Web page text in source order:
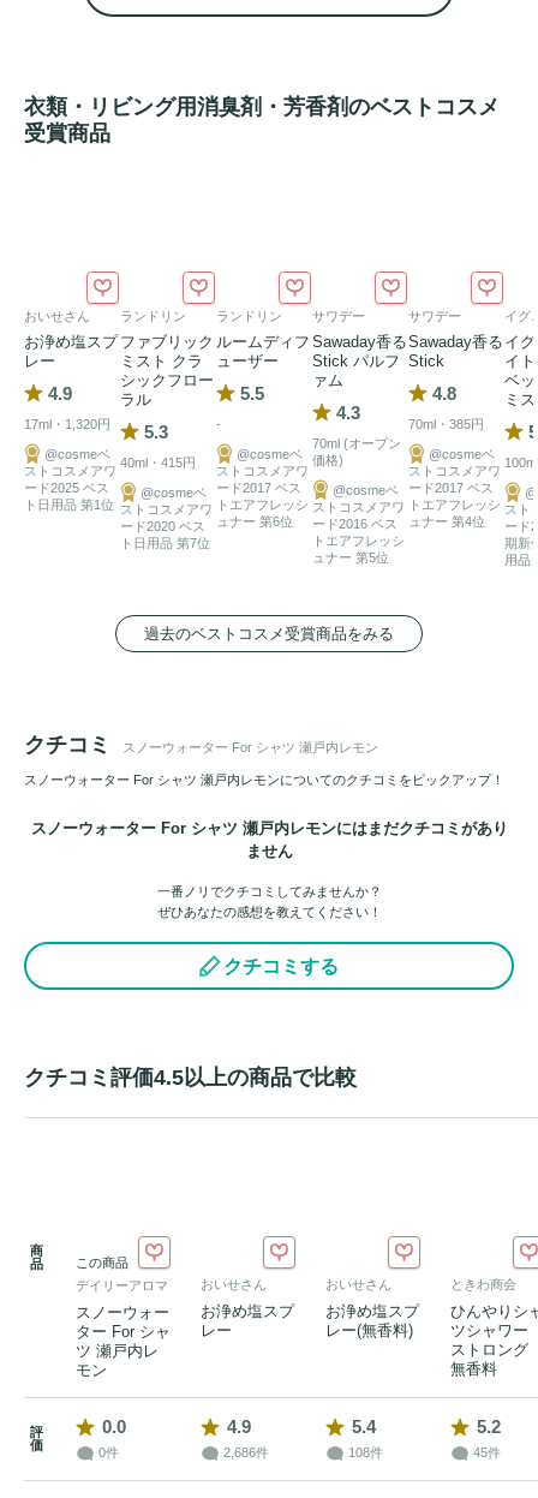
きにもおすすめです。瀬戸内の豊かな土壌で育った『大長レ
衣類・リビング用消臭剤・芳香剤のベストコスメ
受賞商品
おいせさん
お浄め塩スプ
レー
4.9
17ml・1,320円
@cosmeベ
ストコスメアワ
ード2025 ベス
ト日用品 第1位
ランドリン
ファブリック
ミスト クラ
シックフロー
ラル
5.3
40ml・415円
@cosmeベ
ストコスメアワ
ード2020 ベス
ト日用品 第7位
ランドリン
ルームディフ
ューザー
5.5
-
@cosmeベ
ストコスメアワ
ード2017 ベス
トエアフレッシ
ュナー 第6位
サワデー
Sawaday香る
Stick パルフ
ァム
4.3
70ml (オープン
価格)
@cosmeベ
ストコスメアワ
ード2016 ベス
トエアフレッシ
ュナー 第5位
サワデー
Sawaday香る
Stick
4.8
70ml・385円
@cosmeベ
ストコスメアワ
ード2017 ベス
トエアフレッシ
ュナー 第4位
イグ
イ
イ
ベ
ミ
スト
ード
期新
用品
過去のベストコスメ受賞商品をみる
クチコミ スノーウォーター For シャツ 瀬戸内レモン
スノーウォーター For シャツ 瀬戸内レモンについてのクチコミをピックアップ！
スノーウォーター For シャツ 瀬戸内レモンにはまだクチコミがあり
ません
一番ノリでクチコミしてみませんか？
ぜひあなたの感想を教えてください！
クチコミする
クチコミ評価4.5以上の商品で比較
商
品
この商品
デイリーアロマ
スノーウォー
ター For シャ
ツ 瀬戸内レ
モン
おいせさん
お浄め塩スプ
レー
おいせさん
お浄め塩スプ
レー(無香料)
ときわ商会
ひんやりシ
ツシャワー
ストロング
無香料
評
価
0.0
0件
4.9
2,686件
5.4
108件
5.2
45件